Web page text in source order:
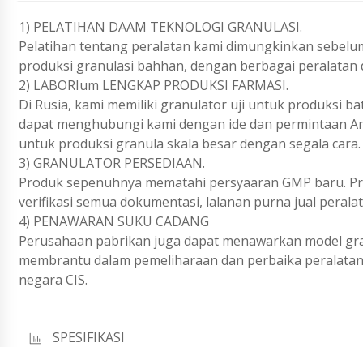
1) PELATIHAN DAAM TEKNOLOGI GRANULASI.
Pelatihan tentang peralatan kami dimungkinkan
produksi granulasi bahhan, dengan berbagai peralatan
2) LABORIum LENGKAP PRODUKSI FARMASI.
Di Rusia, kami memiliki granulator uji untuk produksi
dapat menghubungi kami dengan ide dan permintaan
untuk produksi granula skala besar dengan segala cara.
3) GRANULATOR PERSEDIAAN.
Produk sepenuhnya mematahi persyaaran GMP baru.
verifikasi semua dokumentasi, lalanan purna jual
4) PENAWARAN SUKU CADANG
Perusahaan pabrikan juga dapat menawarkan model
membrantu dalam pemeliharaan dan perbaika
negara CIS.
SPESIFIKASI